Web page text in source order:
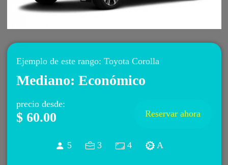
Ejemplo de este rango: Toyota Corolla
Mediano: Económico
precio desde:
$ 60.00 Reservar ahora
5 3 4 A